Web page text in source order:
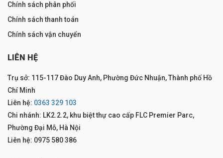
Chính sách phân phối
Chính sách thanh toán
Chính sách vận chuyển
LIÊN HỆ
Trụ sở: 115-117 Đào Duy Anh, Phường Đức Nhuận, Thành phố Hồ
Chí Minh
Liên hệ: 0363 329 103
Chi nhánh: LK2.2.2, khu biệt thự cao cấp FLC Premier Parc,
Phường Đại Mỗ, Hà Nội
Liên hệ: 0975 580 386